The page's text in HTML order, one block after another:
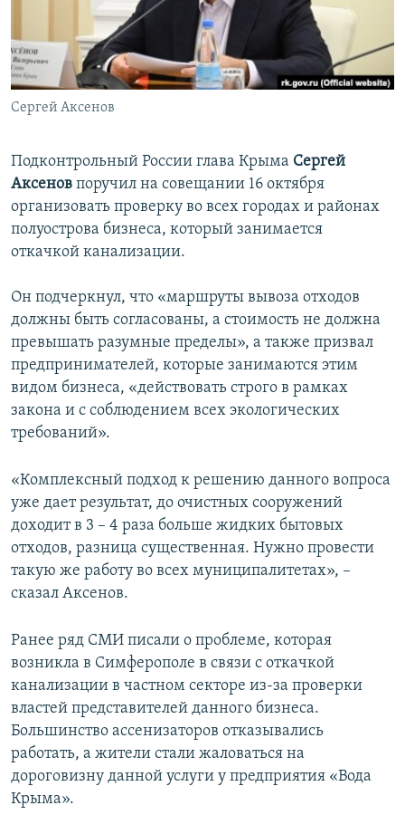
ПОБЕДИТЕЛЕЙ НЕ СУДЯТ?
КРЫМ.НЕПОКОРЕННЫЙ
ELIFBE
УКРАИНСКАЯ ПРОБЛЕМА КРЫМА
ПРИСОЕДИНЯЙТЕСЬ!
Сергей Аксенов
Подконтрольный России глава Крыма Сергей
Аксенов поручил на совещании 16 октября
организовать проверку во всех городах и районах
полуострова бизнеса, который занимается
откачкой канализации.
Он подчеркнул, что «маршруты вывоза отходов
должны быть согласованы, а стоимость не должна
превышать разумные пределы», а также призвал
предпринимателей, которые занимаются этим
видом бизнеса, «действовать строго в рамках
закона и с соблюдением всех экологических
требований».
«Комплексный подход к решению данного вопроса
уже дает результат, до очистных сооружений
доходит в 3 – 4 раза больше жидких бытовых
отходов, разница существенная. Нужно провести
такую же работу во всех муниципалитетах», –
сказал Аксенов.
Ранее ряд СМИ писали о проблеме, которая
возникла в Симферополе в связи с откачкой
канализации в частном секторе из-за проверки
властей представителей данного бизнеса.
Большинство ассенизаторов отказывались
работать, а жители стали жаловаться на
дороговизну данной услуги у предприятия «Вода
Крыма».